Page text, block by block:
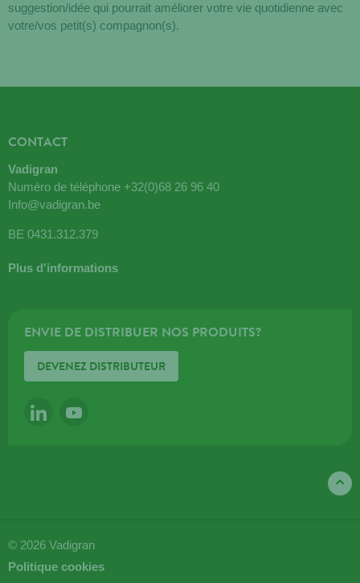
suggestion/idée qui pourrait améliorer votre vie quotidienne avec
votre/vos petit(s) compagnon(s).
CONTACT
Vadigran
Numéro de téléphone +32(0)68 26 96 40
Info@vadigran.be
BE 0431.312.379
Plus d'informations
ENVIE DE DISTRIBUER NOS PRODUITS?
DEVENEZ DISTRIBUTEUR
LINKEDINYOUTUBE
© 2026 Vadigran
Politique cookies